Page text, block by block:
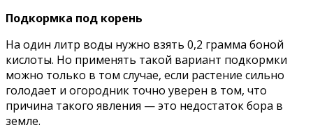
Подкормка под корень
На один литр воды нужно взять 0,2 грамма боной
кислоты. Но применять такой вариант подкормки
можно только в том случае, если растение сильно
голодает и огородник точно уверен в том, что
причина такого явления — это недостаток бора в
земле.